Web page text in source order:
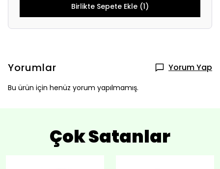
Birlikte Sepete Ekle (1)
Yorumlar Yorum Yap
Bu ürün için henüz yorum yapılmamış.
Çok Satanlar